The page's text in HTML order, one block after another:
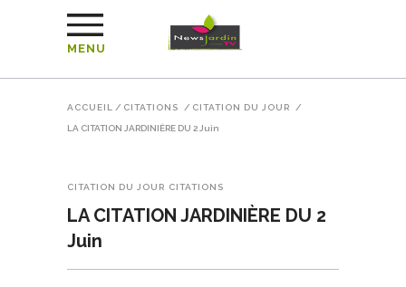
MENU
ACCUEIL / CITATIONS / CITATION DU JOUR /
LA CITATION JARDINIÈRE DU 2 Juin
CITATION DU JOUR CITATIONS
LA CITATION JARDINIÈRE DU 2
Juin